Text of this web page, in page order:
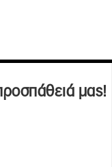
μας!